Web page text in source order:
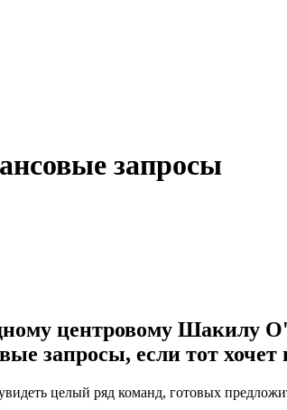
запросы
центровому Шакилу
запросы, если тот
целый ряд команд, готовых